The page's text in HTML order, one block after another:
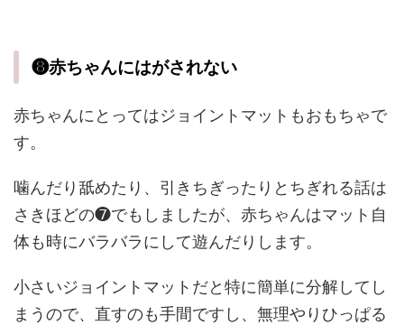
❽赤ちゃんにはがされない
赤ちゃんにとってはジョイントマットもおもちゃで
す。
噛んだり舐めたり、引きちぎったりとちぎれる話は
さきほどの❼でもしましたが、赤ちゃんはマット自
体も時にバラバラにして遊んだりします。
小さいジョイントマットだと特に簡単に分解してし
まうので、直すのも手間ですし、無理やりひっぱる